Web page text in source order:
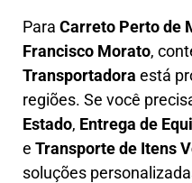
Para Carreto Perto de
Francisco Morato,
Transportadora está
regiões. Se você
Estado, Entrega de
e Transporte de Itens
soluções